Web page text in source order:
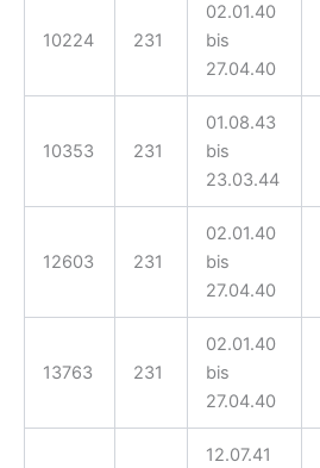
10224 231
02.01.40
bis
27.04.40
10353 231
01.08.43
bis
23.03.44
12603 231
02.01.40
bis
27.04.40
13763 231
02.01.40
bis
27.04.40
12.07.41